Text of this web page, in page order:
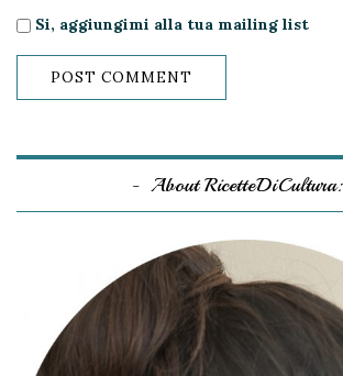
Si, aggiungimi alla tua mailing list
About RicetteDiCultura: